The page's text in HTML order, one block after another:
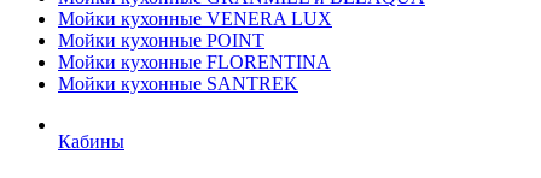
Мойки кухонные VENERA LUX
Мойки кухонные POINT
Мойки кухонные FLORENTINA
Мойки кухонные SANTREK
Кабины